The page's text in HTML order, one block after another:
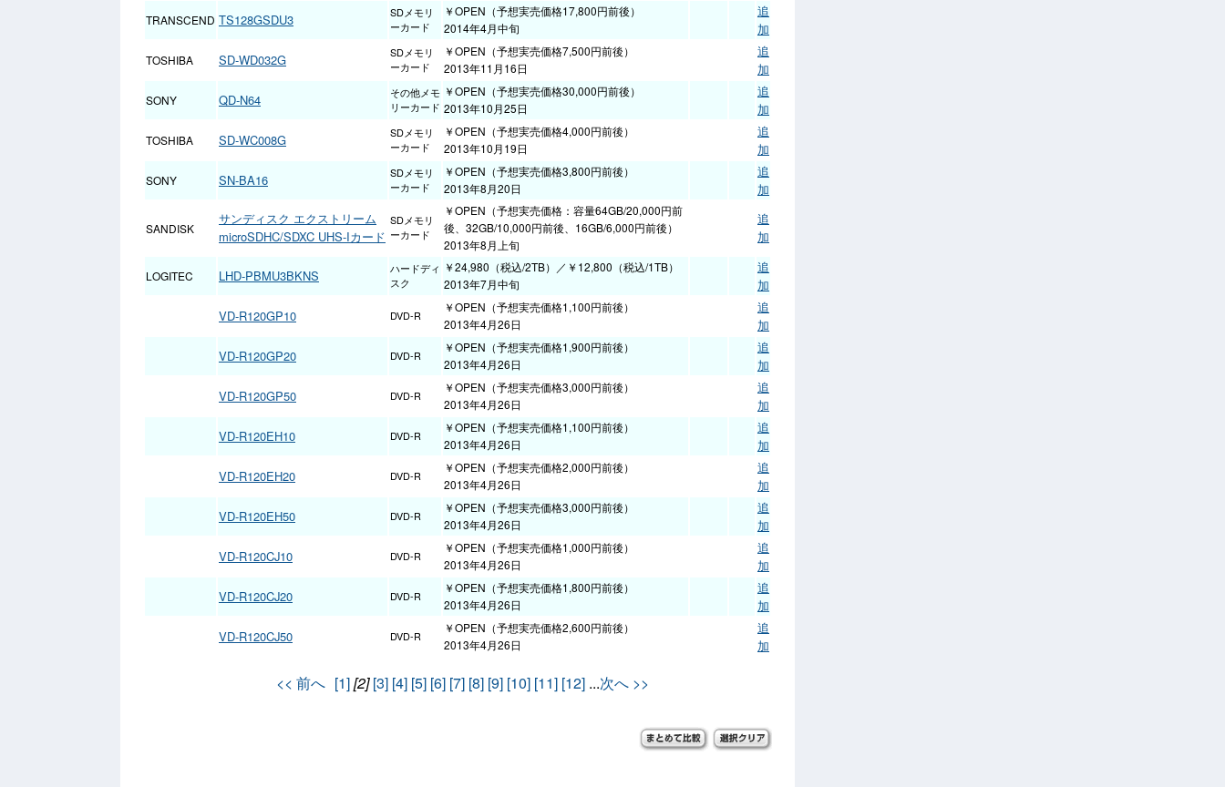
TRANSCEND TS128GSDU3
SDメモリ
ーカード
￥OPEN（予想実売価格17,800円前後）
2014年4月中旬
追
加
TOSHIBA SD-WD032G
SDメモリ
ーカード
￥OPEN（予想実売価格7,500円前後）
2013年11月16日
追
加
SONY QD-N64
その他メモ
リーカード
￥OPEN（予想実売価格30,000円前後）
2013年10月25日
追
加
TOSHIBA SD-WC008G
SDメモリ
ーカード
￥OPEN（予想実売価格4,000円前後）
2013年10月19日
追
加
SONY SN-BA16
SDメモリ
ーカード
￥OPEN（予想実売価格3,800円前後）
2013年8月20日
追
加
SANDISK
サンディスク エクストリーム
microSDHC/SDXC UHS-Iカード
SDメモリ
ーカード
￥OPEN（予想実売価格：容量64GB/20,000円前
後、32GB/10,000円前後、16GB/6,000円前後）
2013年8月上旬
追
加
LOGITEC LHD-PBMU3BKNS
ハードディ
スク
￥24,980（税込/2TB）／￥12,800（税込/1TB）
2013年7月中旬
追
加
VD-R120GP10
DVD-R
￥OPEN（予想実売価格1,100円前後）
2013年4月26日
追
加
VD-R120GP20
DVD-R
￥OPEN（予想実売価格1,900円前後）
2013年4月26日
追
加
VD-R120GP50
DVD-R
￥OPEN（予想実売価格3,000円前後）
2013年4月26日
追
加
VD-R120EH10
DVD-R
￥OPEN（予想実売価格1,100円前後）
2013年4月26日
追
加
VD-R120EH20
DVD-R
￥OPEN（予想実売価格2,000円前後）
2013年4月26日
追
加
VD-R120EH50
DVD-R
￥OPEN（予想実売価格3,000円前後）
2013年4月26日
追
加
VD-R120CJ10
DVD-R
￥OPEN（予想実売価格1,000円前後）
2013年4月26日
追
加
VD-R120CJ20
DVD-R
￥OPEN（予想実売価格1,800円前後）
2013年4月26日
追
加
VD-R120CJ50
DVD-R
￥OPEN（予想実売価格2,600円前後）
2013年4月26日
追
加
<< 前へ [1][2] [3] [4] [5] [6] [7] [8] [9] [10] [11] [12]...次へ >>